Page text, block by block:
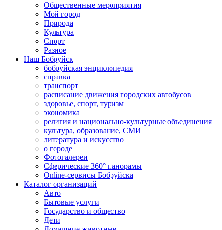
Общественные мероприятия
Мой город
Природа
Культура
Спорт
Разное
Наш Бобруйск
бобруйская энциклопедия
справка
транспорт
расписание движения городских автобусов
здоровье, спорт, туризм
экономика
религия и национально-культурные объединения
культура, образование, СМИ
литература и искусство
о городе
Фотогалереи
Сферические 360° панорамы
Online-сервисы Бобруйска
Каталог организаций
Авто
Бытовые услуги
Государство и общество
Дети